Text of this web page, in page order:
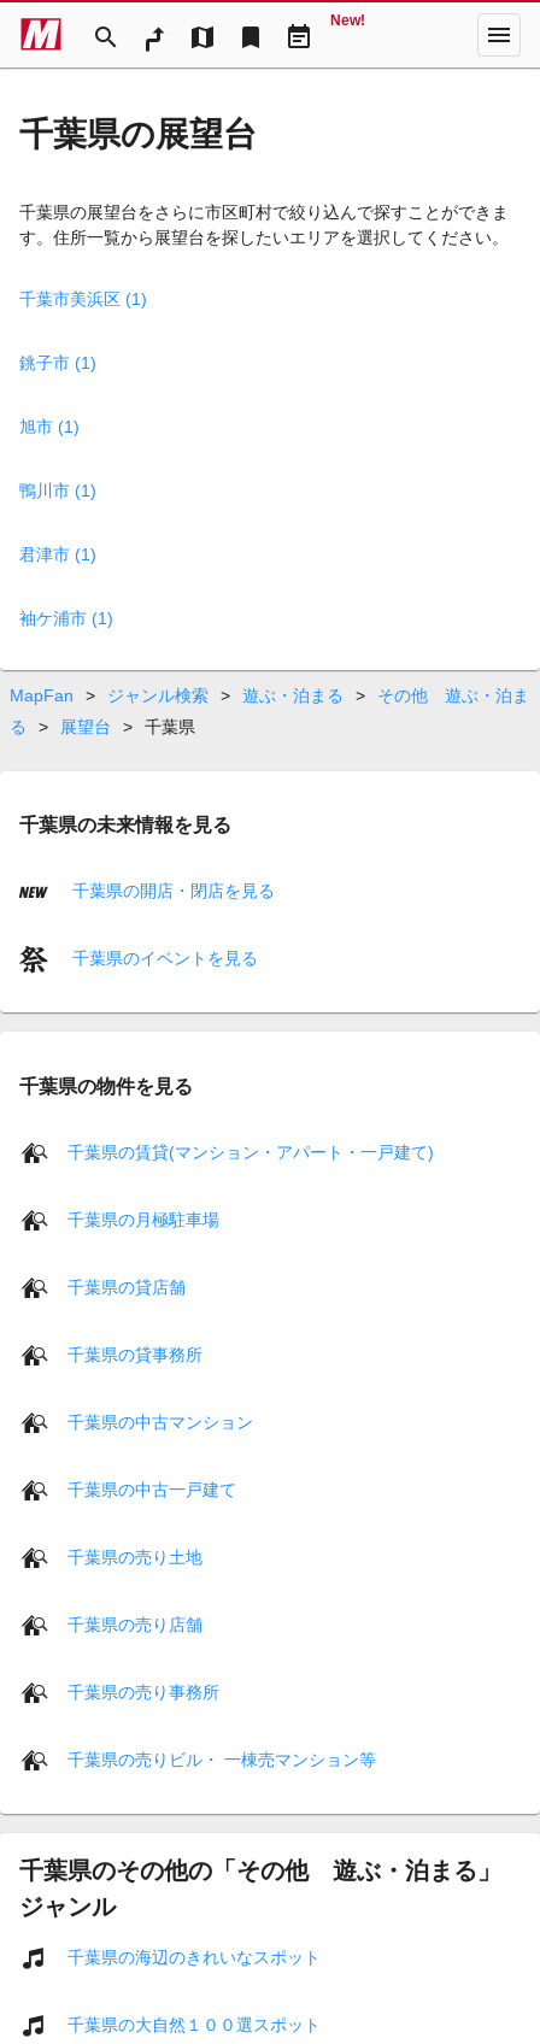
search map bookmark event_note
New! menu
千葉県の展望台
千葉県の展望台をさらに市区町村で絞り込んで探すことができま
す。住所一覧から展望台を探したいエリアを選択してください。
千葉市美浜区 (1)
銚子市 (1)
旭市 (1)
鴨川市 (1)
君津市 (1)
袖ケ浦市 (1)
MapFan > ジャンル検索 > 遊ぶ・泊まる >
その他 遊ぶ・泊ま
る
> 展望台 > 千葉県
千葉県の未来情報を見る
千葉県の開店・閉店を見る
千葉県のイベントを見る
千葉県の物件を見る
千葉県の賃貸(マンション・アパート・一戸建て)
千葉県の月極駐車場
千葉県の貸店舗
千葉県の貸事務所
千葉県の中古マンション
千葉県の中古一戸建て
千葉県の売り土地
千葉県の売り店舗
千葉県の売り事務所
千葉県の売りビル・ 一棟売マンション等
千葉県のその他の「その他 遊ぶ・泊まる」
ジャンル
千葉県の海辺のきれいなスポット
千葉県の大自然１００選スポット